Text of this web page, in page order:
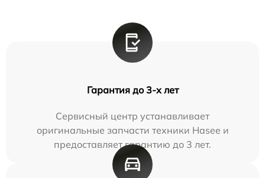
Гарантия до 3-х лет
Сервисный центр устанавливает
оригинальные запчасти техники Hasee и
предоставляет гарантию до 3 лет.